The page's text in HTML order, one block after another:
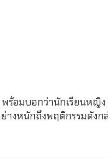
ร้อมบอกว่านักเรียนหญิ
งหนักถึงพฤติกรรมดังก